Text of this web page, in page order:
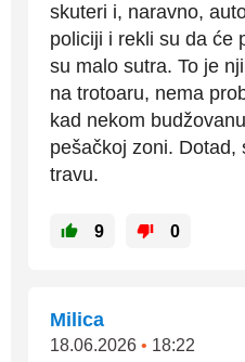
skuteri i, naravno,
policiji i rekli su da će
su malo sutra. To je
na trotoaru, nema
kad nekom
pešačkoj zoni. Dotad,
travu.
9 0
Milica
18.06.2026 • 18:22